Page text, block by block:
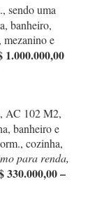
sendo uma
banheiro,
mezanino e
AC 102 M2,
banheiro e
cozinha,
para renda,
330.000,00 –